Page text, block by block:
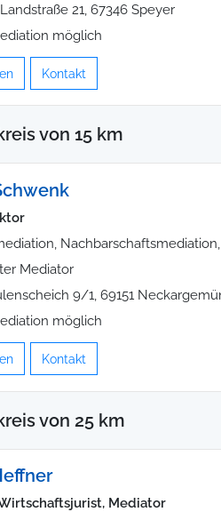
21, 67346 Speyer
möglich
Kontakt
von 15 km
Mediator
9/1, 69151
möglich
Kontakt
von 25 km
Mediator